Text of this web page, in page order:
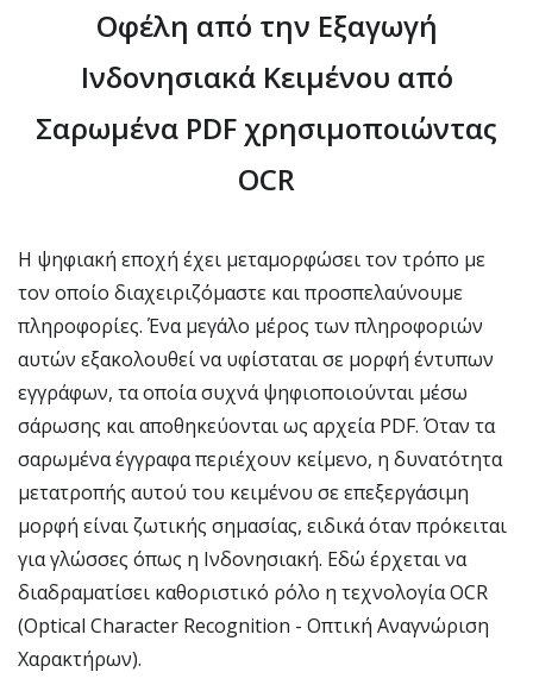
Οφέλη από την Εξαγωγή
Ινδονησιακά Κειμένου από
Σαρωμένα PDF χρησιμοποιώντας
OCR
Η ψηφιακή εποχή έχει μεταμορφώσει τον τρόπο με
τον οποίο διαχειριζόμαστε και προσπελαύνουμε
πληροφορίες. Ένα μεγάλο μέρος των πληροφοριών
αυτών εξακολουθεί να υφίσταται σε μορφή έντυπων
εγγράφων, τα οποία συχνά ψηφιοποιούνται μέσω
σάρωσης και αποθηκεύονται ως αρχεία PDF. Όταν τα
σαρωμένα έγγραφα περιέχουν κείμενο, η δυνατότητα
μετατροπής αυτού του κειμένου σε επεξεργάσιμη
μορφή είναι ζωτικής σημασίας, ειδικά όταν πρόκειται
για γλώσσες όπως η Ινδονησιακή. Εδώ έρχεται να
διαδραματίσει καθοριστικό ρόλο η τεχνολογία OCR
(Optical Character Recognition - Οπτική Αναγνώριση
Χαρακτήρων).